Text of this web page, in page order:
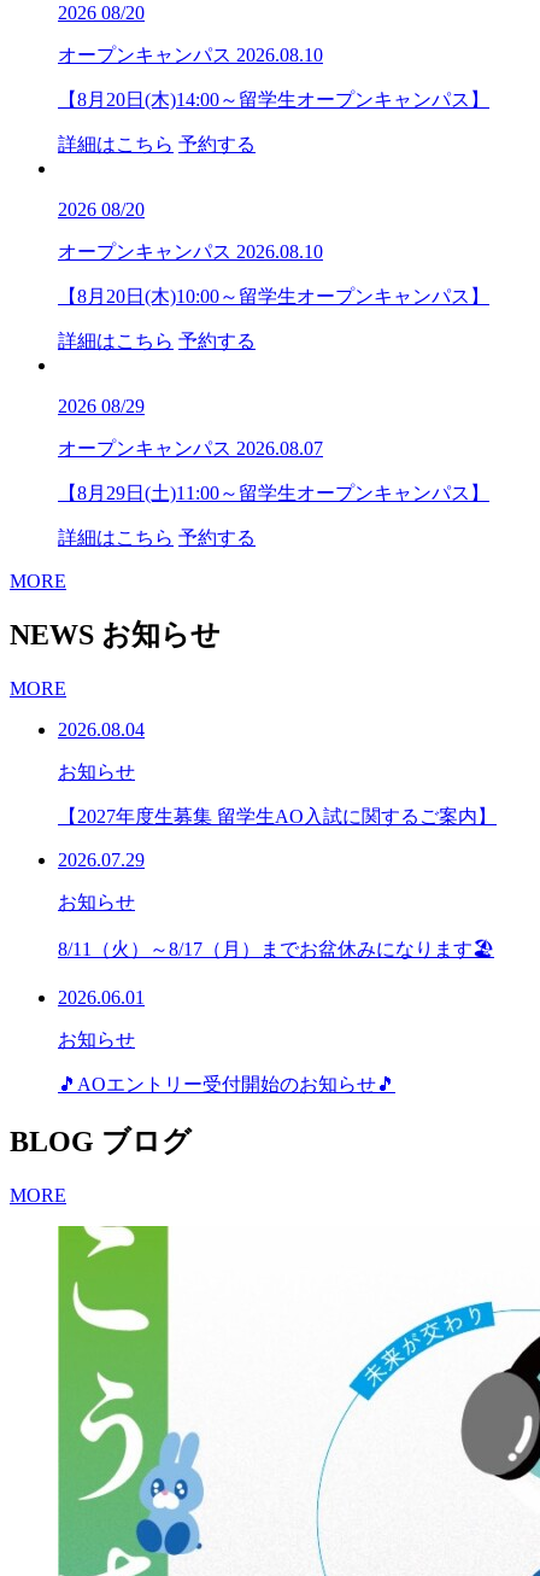
2026 08/20
オープンキャンパス 2026.08.10
【8月20日(木)14:00～留学生オープンキャンパス】
詳細はこちら 予約する
2026 08/20
オープンキャンパス 2026.08.10
【8月20日(木)10:00～留学生オープンキャンパス】
詳細はこちら 予約する
2026 08/29
オープンキャンパス 2026.08.07
【8月29日(土)11:00～留学生オープンキャンパス】
詳細はこちら 予約する
MORE
NEWS お知らせ
MORE
2026.08.04
お知らせ
【2027年度生募集 留学生AO入試に関するご案内】
2026.07.29
お知らせ
8/11（火）～8/17（月）までお盆休みになります🏖
2026.06.01
お知らせ
🎵AOエントリー受付開始のお知らせ🎵
BLOG ブログ
MORE